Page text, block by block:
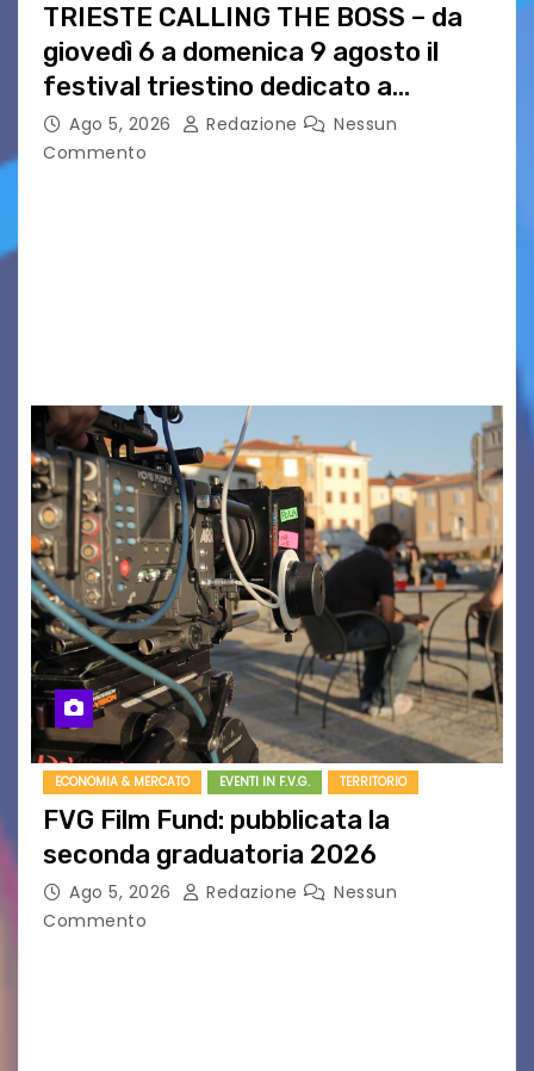
TRIESTE CALLING THE BOSS – da
giovedì 6 a domenica 9 agosto il
festival triestino dedicato a
Springsteen
Ago 5, 2026 Redazione
Nessun
Commento
ECONOMIA & MERCATO EVENTI IN F.V.G. TERRITORIO
FVG Film Fund: pubblicata la
seconda graduatoria 2026
Ago 5, 2026 Redazione
Nessun
Commento